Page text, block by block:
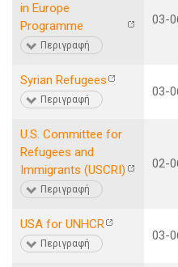
in Europe
Programme
Περιγραφή
03-
Syrian Refugees
Περιγραφή
03-
U.S. Committee for
Refugees and
Immigrants (USCRI)
Περιγραφή
02-
USA for UNHCR
Περιγραφή
03-